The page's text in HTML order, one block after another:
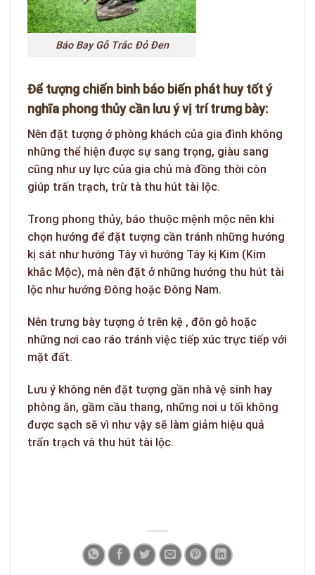
Báo Bay Gỗ Trắc Đỏ Đen
Để tượng chiến binh báo biến phát huy tốt ý
nghĩa phong thủy cần lưu ý vị trí trưng bày:
Nên đặt tượng ở phòng khách của gia đình không
những thể hiện được sự sang trọng, giàu sang
cũng như uy lực của gia chủ mà đồng thời còn
giúp trấn trạch, trừ tà thu hút tài lộc.
Trong phong thủy, báo thuộc mệnh mộc nên khi
chọn hướng để đặt tượng cần tránh những hướng
kị sát như hướng Tây vì hướng Tây kị Kim (Kim
khắc Mộc), mà nên đặt ở những hướng thu hút tài
lộc như hướng Đông hoặc Đông Nam.
Nên trưng bày tượng ở trên kệ , đôn gỗ hoặc
những nơi cao ráo tránh việc tiếp xúc trực tiếp với
mặt đất.
Lưu ý không nên đặt tượng gần nhà vệ sinh hay
phòng ăn, gầm cầu thang, những nơi u tối không
được sạch sẽ vì như vậy sẽ làm giảm hiệu quả
trấn trạch và thu hút tài lộc.